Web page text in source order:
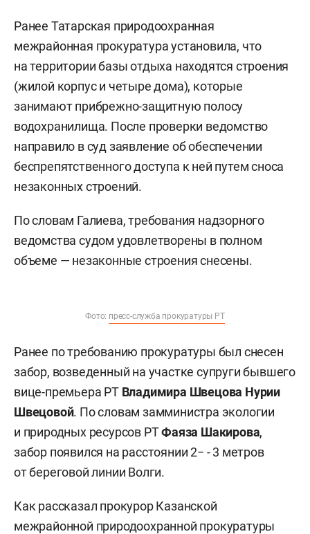
Ранее Татарская природоохранная
межрайонная прокуратура установила, что
на территории базы отдыха находятся строения
(жилой корпус и четыре дома), которые
занимают прибрежно-защитную полосу
водохранилища. После проверки ведомство
направило в суд заявление об обеспечении
беспрепятственного доступа к ней путем сноса
незаконных строений.
По словам Галиева, требования надзорного
ведомства судом удовлетворены в полном
объеме — незаконные строения снесены.
Фото: пресс-служба прокуратуры РТ
Ранее по требованию прокуратуры был снесен
забор, возведенный на участке супруги бывшего
вице-премьера РТ Владимира Швецова Нурии
Швецовой. По словам замминистра экологии
и природных ресурсов РТФаяза Шакирова,
забор появился на расстоянии 2− - 3 метров
от береговой линии Волги.
Как рассказал прокурор Казанской
межрайонной природоохранной прокуратуры